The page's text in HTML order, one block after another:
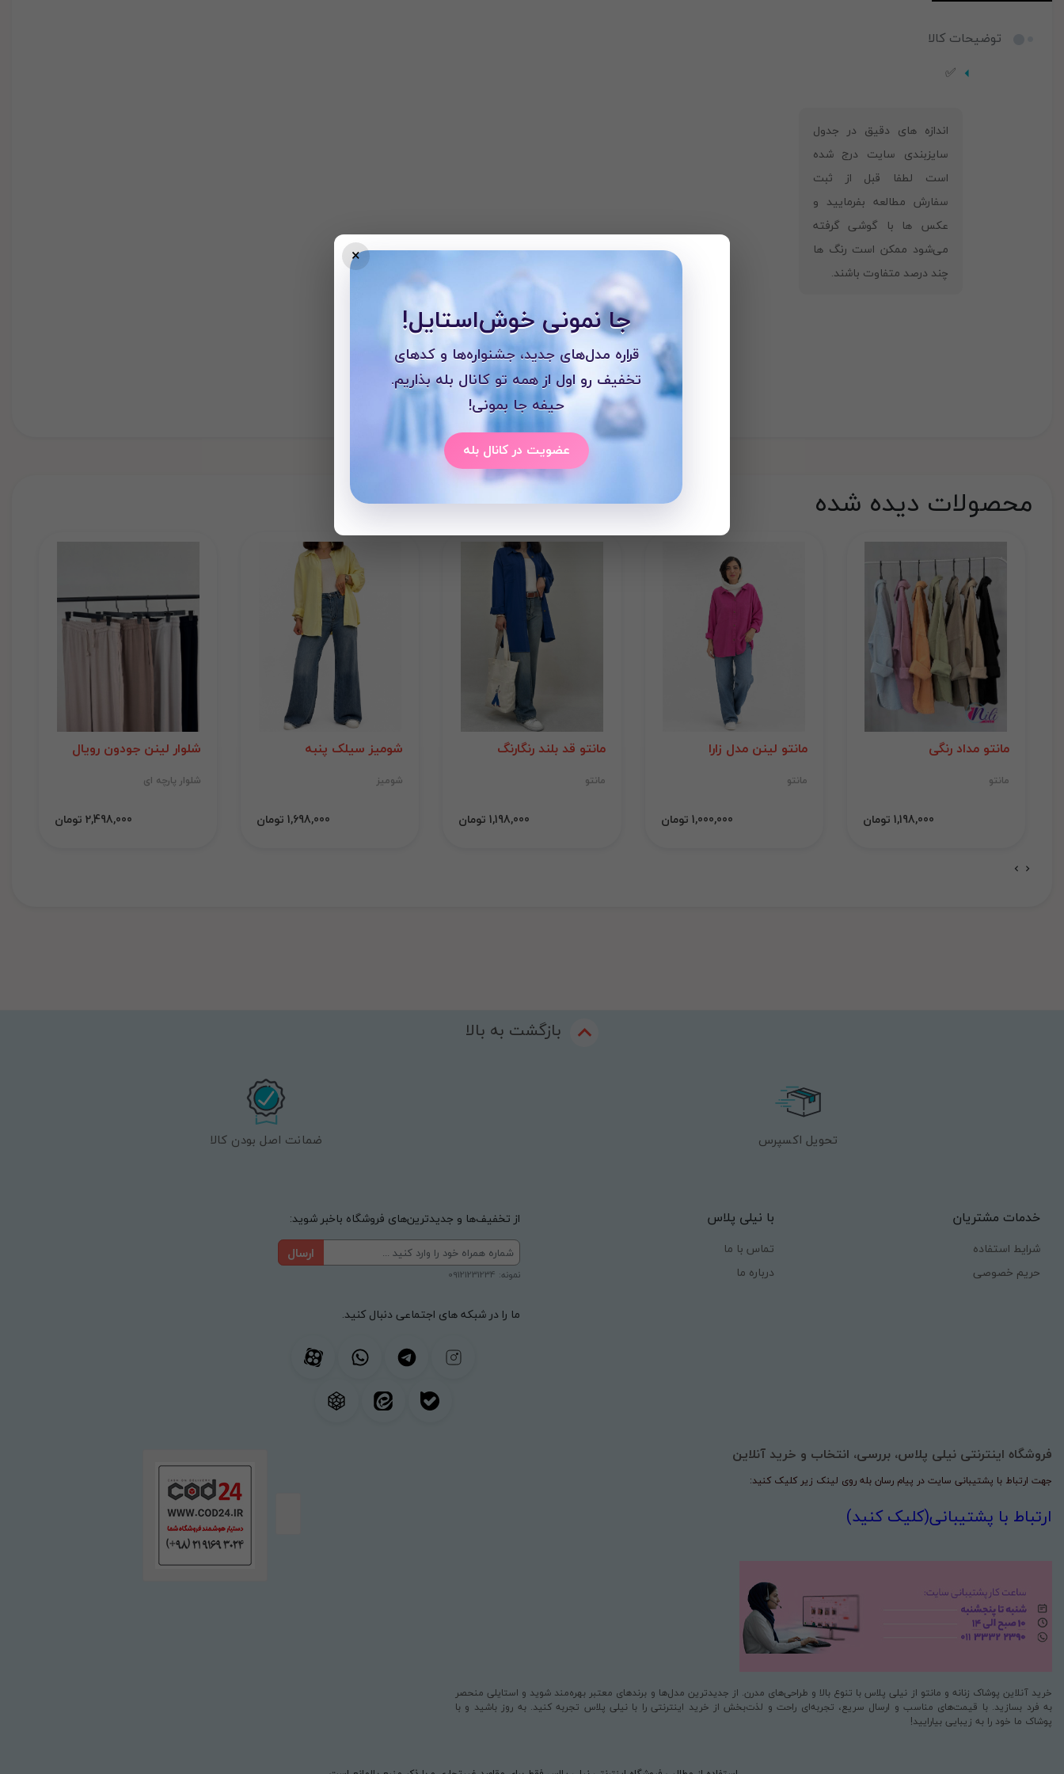
توضیحات کالا
✅
‎اندازه های دقیق در جدول
سایزبندی سایت درج شده
است لطفا قبل از ثبت
سفارش مطالعه بفرمایید و
عکس ها با گوشی گرفته
می‌شود ممکن است رنگ ها
چند درصد متفاوت باشند.
محصولات دیده شده
مانتو مداد رنگی
مانتو
1,198,000 تومان
مانتو لینن مدل زارا
مانتو
1,000,000 تومان
مانتو قد بلند رنگارنگ
مانتو
1,198,000 تومان
شومیز سیلک پنبه
شومیز
1,698,000 تومان
شلوار لینن جودون رویال
شلوار پارچه ای
2,498,000 تومان
بازگشت به بالا
تحویل اکسپرس ضمانت اصل بودن کالا
خدمات مشتریان
شرایط استفاده
حریم خصوصی
با نیلی پلاس
تماس با ما
درباره ما
از تخفیف‌ها و جدیدترین‌های فروشگاه باخبر شوید:
ارسال
نمونه: 09121231234
ما را در شبکه های اجتماعی دنبال کنید.
فروشگاه اینترنتی نیلی پلاس، بررسی، انتخاب و خرید آنلاین
جهت ارتباط با پشتیبانی سایت در پیام رسان بله روی لینک زیر کلیک کنید:
ارتباط با پشتیبانی(کلیک کنید)
خرید آنلاین پوشاک زنانه و مانتو از نیلی پلاس با تنوع بالا و طراحی‌های مدرن. از جدیدترین مدل‌ها و برندهای معتبر بهره‌مند شوید و استایلی منحصر
به فرد بسازید. با قیمت‌های مناسب و ارسال سریع، تجربه‌ای راحت و لذت‌بخش از خرید اینترنتی را با نیلی پلاس تجربه کنید. به روز باشید و با
پوشاک ما خود را به زیبایی بیارایید!
×
جا نمونی خوش‌استایل!
قراره مدل‌های جدید، جشنواره‌ها و کدهای
تخفیف رو اول از همه تو کانال بله بذاریم.
حیفه جا بمونی!
عضویت در کانال بله